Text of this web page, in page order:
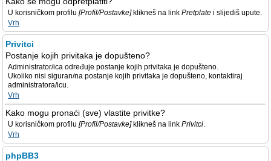
U korisničkom profilu [Profil/Postavke]klikneš na link Pretplate i slijediš upute.
Vrh
Privitci
Postanje kojih privitaka je dopušteno?
Administrator/ica određuje postanje kojih privitaka je dopušteno.
Ukoliko nisi siguran/na postanje kojih privitaka je dopušteno, kontaktiraj
administratora/icu.
Vrh
Kako mogu pronaći (sve) vlastite privitke?
U korisničkom profilu [Profil/Postavke]klikneš na link Privitci.
Vrh
phpBB3